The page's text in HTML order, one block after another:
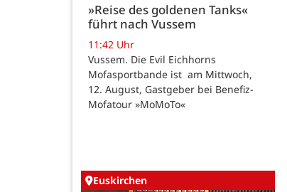
»Reise des goldenen Tanks«
führt nach Vussem
11:42 Uhr
Vussem. Die Evil Eichhorns
Mofasportbande ist am Mittwoch,
12. August, Gastgeber bei Benefiz-
Mofatour »MoMoTo«
Euskirchen